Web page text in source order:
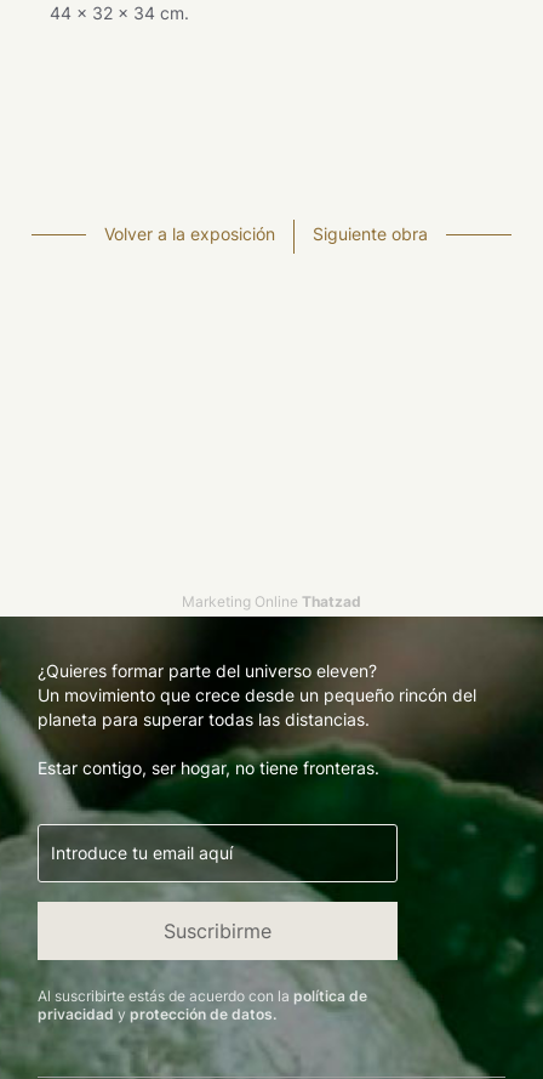
44 x 32 x 34 cm.
Volver a la exposición Siguiente obra
Marketing Online Thatzad
¿Quieres formar parte del universo eleven?
Un movimiento que crece desde un pequeño rincón del
planeta para superar todas las distancias.
Estar contigo, ser hogar, no tiene fronteras.
Al suscribirte estás de acuerdo con la política de
privacidad y protección de datos.